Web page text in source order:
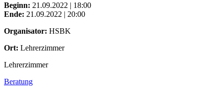
Beginn: 21.09.2022 | 18:00
Ende: 21.09.2022 | 20:00
Organisator: HSBK
Ort: Lehrerzimmer
Lehrerzimmer
Beratung